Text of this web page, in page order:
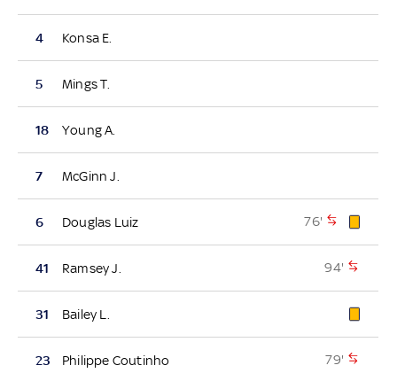
4 Konsa E.
5 Mings T.
18 Young A.
7 McGinn J.
6 Douglas Luiz 76'
41 Ramsey J. 94'
31 Bailey L.
23 Philippe Coutinho 79'